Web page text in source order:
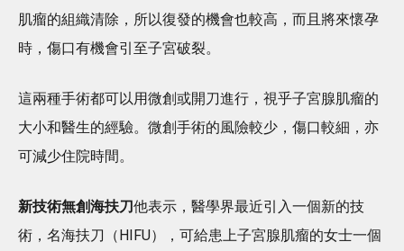
肌瘤的組織清除，所以復發的機會也較高，而且將來懷孕
時，傷口有機會引至子宮破裂。
這兩種手術都可以用微創或開刀進行，視乎子宮腺肌瘤的
大小和醫生的經驗。微創手術的風險較少，傷口較細，亦
可減少住院時間。
新技術無創海扶刀他表示，醫學界最近引入一個新的技
術，名海扶刀（HIFU），可給患上子宮腺肌瘤的女士一個